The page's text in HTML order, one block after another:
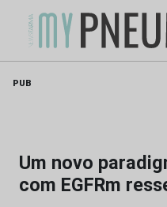
PUB
Um novo
com EGFRm